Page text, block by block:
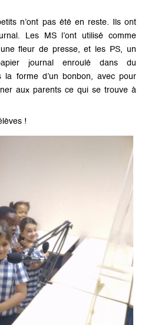
n’ont pas été en reste. Ils ont
Les MS l’ont utilisé comme
fleur de presse, et les PS, un
journal enroulé dans du
la forme d’un bonbon, avec pour
aux parents ce qui se trouve à
!